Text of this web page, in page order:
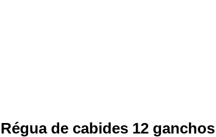
Régua de cabides 12 ganchos